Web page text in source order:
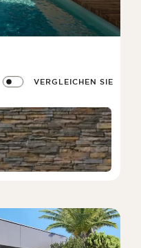
VERGLEICHEN SIE